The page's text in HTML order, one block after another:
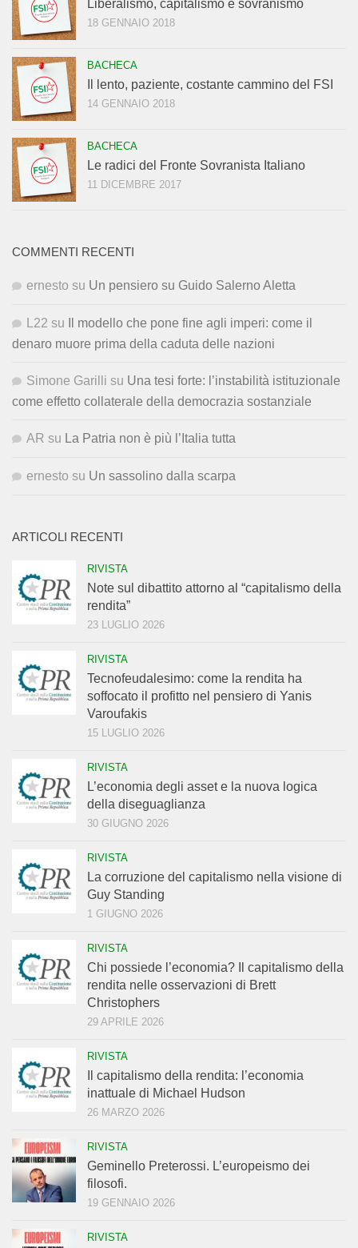
Liberalismo, capitalismo e sovranismo
18 GENNAIO 2018
BACHECA
Il lento, paziente, costante cammino del FSI
14 GENNAIO 2018
BACHECA
Le radici del Fronte Sovranista Italiano
11 DICEMBRE 2017
COMMENTI RECENTI
ernesto su Un pensiero su Guido Salerno Aletta
L22 su
Il modello che pone fine agli imperi: come il
denaro muore prima della caduta delle nazioni
Simone Garilli su Una tesi forte: l’instabilità istituzionale
come effetto collaterale della democrazia sostanziale
AR su La Patria non è più l’Italia tutta
ernesto su Un sassolino dalla scarpa
ARTICOLI RECENTI
RIVISTA
Note sul dibattito attorno al “capitalismo della
rendita”
23 LUGLIO 2026
RIVISTA
Tecnofeudalesimo: come la rendita ha
soffocato il profitto nel pensiero di Yanis
Varoufakis
15 LUGLIO 2026
RIVISTA
L’economia degli asset e la nuova logica
della diseguaglianza
30 GIUGNO 2026
RIVISTA
La corruzione del capitalismo nella visione di
Guy Standing
1 GIUGNO 2026
RIVISTA
Chi possiede l’economia? Il capitalismo della
rendita nelle osservazioni di Brett
Christophers
29 APRILE 2026
RIVISTA
Il capitalismo della rendita: l’economia
inattuale di Michael Hudson
26 MARZO 2026
RIVISTA
Geminello Preterossi. L’europeismo dei
filosofi.
19 GENNAIO 2026
RIVISTA